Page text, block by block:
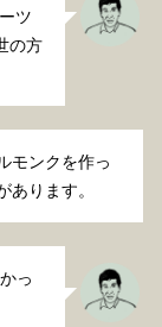
ツ
の方
モンクを作っ
あります。
っ